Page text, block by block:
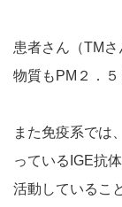
患者さん（TM
物質もPM２．５
また免疫系では
っているIGE抗
活動しているこ